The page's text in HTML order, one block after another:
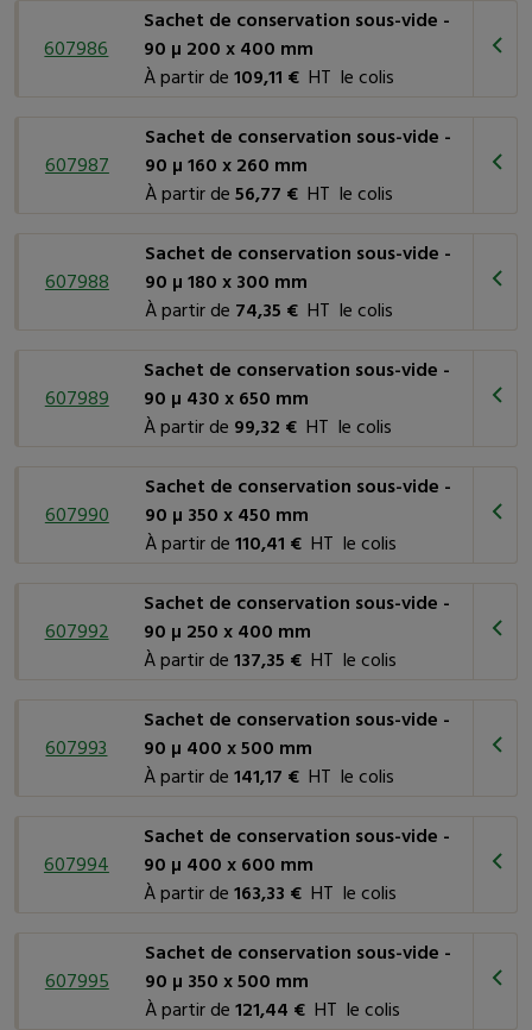
607986
Sachet de conservation sous-vide -
90 µ 200 x 400 mm
À partir de109,11 €HT le colis
607987
Sachet de conservation sous-vide -
90 µ 160 x 260 mm
À partir de56,77 €HT le colis
607988
Sachet de conservation sous-vide -
90 µ 180 x 300 mm
À partir de 74,35 €HT le colis
607989
Sachet de conservation sous-vide -
90 µ 430 x 650 mm
À partir de 99,32 € HT le colis
607990
Sachet de conservation sous-vide -
90 µ 350 x 450 mm
À partir de110,41 €HT le colis
607992
Sachet de conservation sous-vide -
90 µ 250 x 400 mm
À partir de137,35 € HT le colis
607993
Sachet de conservation sous-vide -
90 µ 400 x 500 mm
À partir de141,17 €HT le colis
607994
Sachet de conservation sous-vide -
90 µ 400 x 600 mm
À partir de163,33 €HT le colis
607995
Sachet de conservation sous-vide -
90 µ 350 x 500 mm
À partir de121,44 €HT le colis